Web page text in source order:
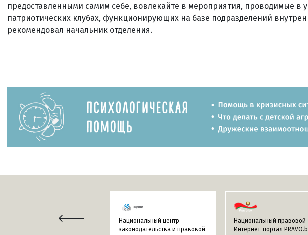
предоставленными самим себе, вовлекайте в мероприятия, проводимые в
патриотических клубах, функционирующих на базе подразделений
рекомендовал начальник отделения.
Национальный центр
законодательства и правовой
Национальный правовой
Интернет-портал